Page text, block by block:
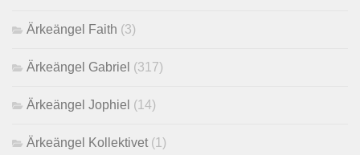
Ärkeängel Faith (3)
Ärkeängel Gabriel (317)
Ärkeängel Jophiel (14)
Ärkeängel Kollektivet(1)